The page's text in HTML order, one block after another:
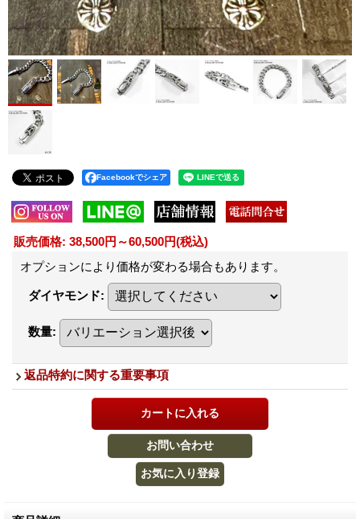
Facebookでシェア
販売価格: 38,500円～60,500円(税込)
オプションにより価格が変わる場合もあります。
ダイヤモンド:
数量:
返品特約に関する重要事項